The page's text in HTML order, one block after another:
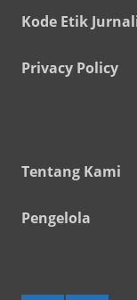
Kode Etik
Privacy Policy
Tentang Kami
Pengelola